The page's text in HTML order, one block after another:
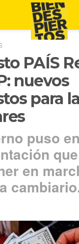
PAÍS
nuevos
para
puso
en